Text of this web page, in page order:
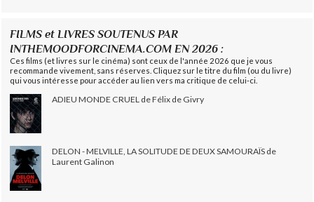
FILMS et LIVRES SOUTENUS PAR
INTHEMOODFORCINEMA.COM EN 2026 :
Ces films (et livres sur le cinéma) sont ceux de l'année 2026 que je vous
recommande vivement, sans réserves. Cliquez sur le titre du film (ou du livre)
qui vous intéresse pour accéder au lien vers ma critique de celui-ci.
ADIEU MONDE CRUEL de Félix de Givry
DELON - MELVILLE, LA SOLITUDE DE DEUX SAMOURAÏS de
Laurent Galinon